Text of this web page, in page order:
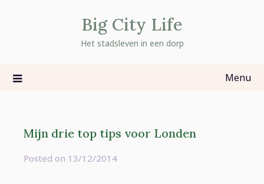
Big City Life
Het stadsleven in een dorp
Menu
Mijn drie top tips voor Londen
Posted on 13/12/2014by